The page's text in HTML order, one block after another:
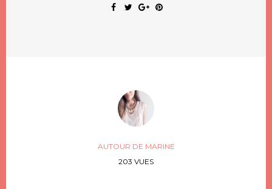
AUTOUR DE MARINE
203 VUES